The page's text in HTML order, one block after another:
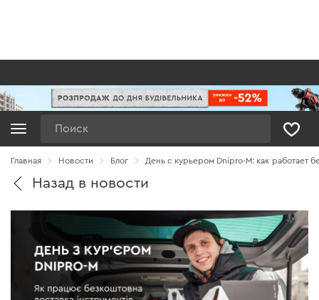
Главная Новости Блог День с курьером Dnipro-M: как работает
Назад в новости